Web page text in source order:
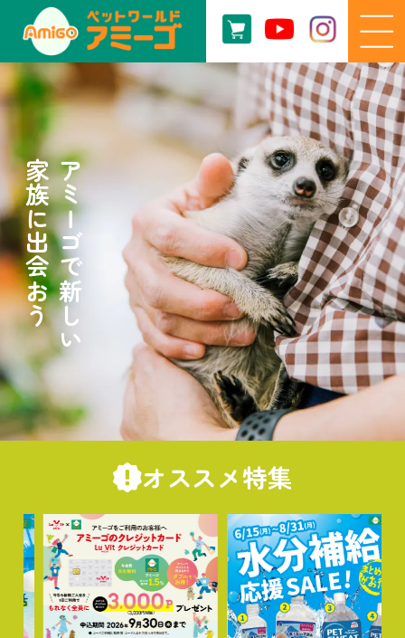
アミーゴで新しい
家族に出会おう
オススメ特集